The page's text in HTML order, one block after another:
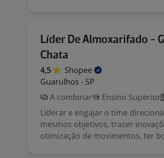
Líder De Almoxarifado -
Chata
4,5
Shopee
Guarulhos - SP
A combinar
Ensino Superior
Liderar e engajar o time
mesmos objetivos, trazer
otimização de movimentos, ter